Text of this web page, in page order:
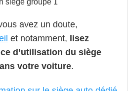
siège groupe 1
avez un doute,
et notamment, lisez
d’utilisation du siège
votre voiture.